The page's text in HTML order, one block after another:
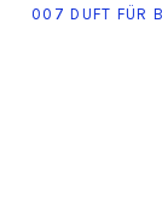
007 DUFT FÜR